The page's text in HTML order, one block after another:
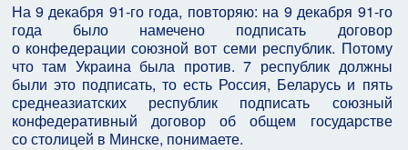
На 9 декабря 91-го года, повторяю: на 9 декабря 91-го
года было намечено подписать договор
о конфедерации союзной вот семи республик. Потому
что там Украина была против. 7 республик должны
были это подписать, то есть Россия, Беларусь и пять
среднеазиатских республик подписать союзный
конфедеративный договор об общем государстве
со столицей в Минске, понимаете.